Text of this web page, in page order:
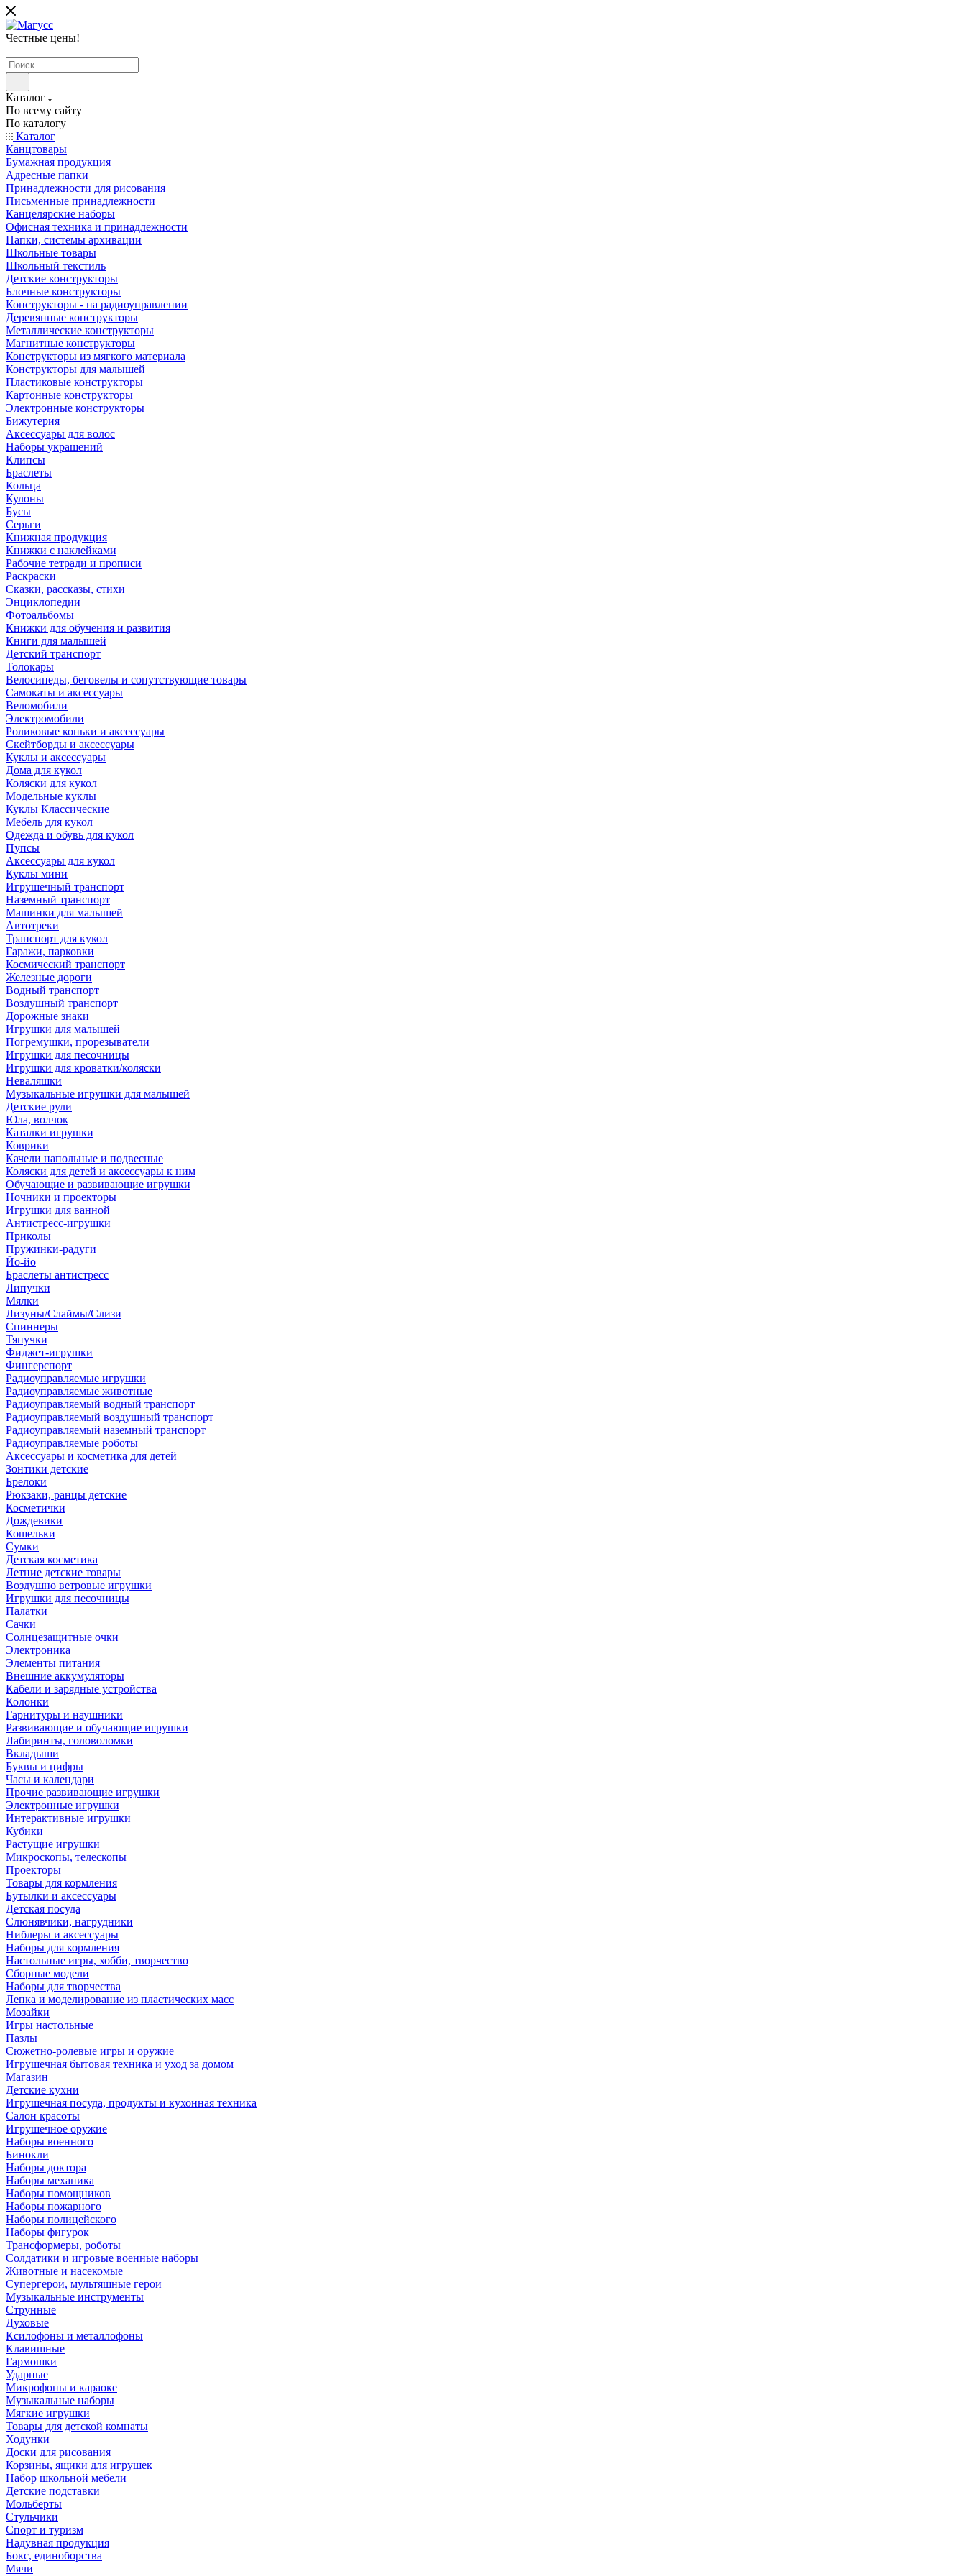
Честные цены!
Каталог
По всему сайту
По каталогу
Каталог
Канцтовары
Бумажная продукция
Адресные папки
Принадлежности для рисования
Письменные принадлежности
Канцелярские наборы
Офисная техника и принадлежности
Папки, системы архивации
Школьные товары
Школьный текстиль
Детские конструкторы
Блочные конструкторы
Конструкторы - на радиоуправлении
Деревянные конструкторы
Металлические конструкторы
Магнитные конструкторы
Конструкторы из мягкого материала
Конструкторы для малышей
Пластиковые конструкторы
Картонные конструкторы
Электронные конструкторы
Бижутерия
Аксессуары для волос
Наборы украшений
Клипсы
Браслеты
Кольца
Кулоны
Бусы
Серьги
Книжная продукция
Книжки с наклейками
Рабочие тетради и прописи
Раскраски
Сказки, рассказы, стихи
Энциклопедии
Фотоальбомы
Книжки для обучения и развития
Книги для малышей
Детский транспорт
Толокары
Велосипеды, беговелы и сопутствующие товары
Самокаты и аксессуары
Веломобили
Электромобили
Роликовые коньки и аксессуары
Скейтборды и аксессуары
Куклы и аксессуары
Дома для кукол
Коляски для кукол
Модельные куклы
Куклы Классические
Мебель для кукол
Одежда и обувь для кукол
Пупсы
Аксессуары для кукол
Куклы мини
Игрушечный транспорт
Наземный транспорт
Машинки для малышей
Автотреки
Транспорт для кукол
Гаражи, парковки
Космический транспорт
Железные дороги
Водный транспорт
Воздушный транспорт
Дорожные знаки
Игрушки для малышей
Погремушки, прорезыватели
Игрушки для песочницы
Игрушки для кроватки/коляски
Неваляшки
Музыкальные игрушки для малышей
Детские рули
Юла, волчок
Каталки игрушки
Коврики
Качели напольные и подвесные
Коляски для детей и аксессуары к ним
Обучающие и развивающие игрушки
Ночники и проекторы
Игрушки для ванной
Антистресс-игрушки
Приколы
Пружинки-радуги
Йо-йо
Браслеты антистресс
Липучки
Мялки
Лизуны/Слаймы/Слизи
Спиннеры
Тянучки
Фиджет-игрушки
Фингерспорт
Радиоуправляемые игрушки
Радиоуправляемые животные
Радиоуправляемый водный транспорт
Радиоуправляемый воздушный транспорт
Радиоуправляемый наземный транспорт
Радиоуправляемые роботы
Аксессуары и косметика для детей
Зонтики детские
Брелоки
Рюкзаки, ранцы детские
Косметички
Дождевики
Кошельки
Сумки
Детская косметика
Летние детские товары
Воздушно ветровые игрушки
Игрушки для песочницы
Палатки
Сачки
Солнцезащитные очки
Электроника
Элементы питания
Внешние аккумуляторы
Кабели и зарядные устройства
Колонки
Гарнитуры и наушники
Развивающие и обучающие игрушки
Лабиринты, головоломки
Вкладыши
Буквы и цифры
Часы и календари
Прочие развивающие игрушки
Электронные игрушки
Интерактивные игрушки
Кубики
Растущие игрушки
Микроскопы, телескопы
Проекторы
Товары для кормления
Бутылки и аксессуары
Детская посуда
Слюнявчики, нагрудники
Ниблеры и аксессуары
Наборы для кормления
Настольные игры, хобби, творчество
Сборные модели
Наборы для творчества
Лепка и моделирование из пластических масс
Мозайки
Игры настольные
Пазлы
Сюжетно-ролевые игры и оружие
Игрушечная бытовая техника и уход за домом
Магазин
Детские кухни
Игрушечная посуда, продукты и кухонная техника
Салон красоты
Игрушечное оружие
Наборы военного
Бинокли
Наборы доктора
Наборы механика
Наборы помощников
Наборы пожарного
Наборы полицейского
Наборы фигурок
Трансформеры, роботы
Солдатики и игровые военные наборы
Животные и насекомые
Супергерои, мультяшные герои
Музыкальные инструменты
Струнные
Духовые
Ксилофоны и металлофоны
Клавишные
Гармошки
Ударные
Микрофоны и караоке
Музыкальные наборы
Мягкие игрушки
Товары для детской комнаты
Ходунки
Доски для рисования
Корзины, ящики для игрушек
Набор школьной мебели
Детские подставки
Мольберты
Стульчики
Спорт и туризм
Надувная продукция
Бокс, единоборства
Мячи